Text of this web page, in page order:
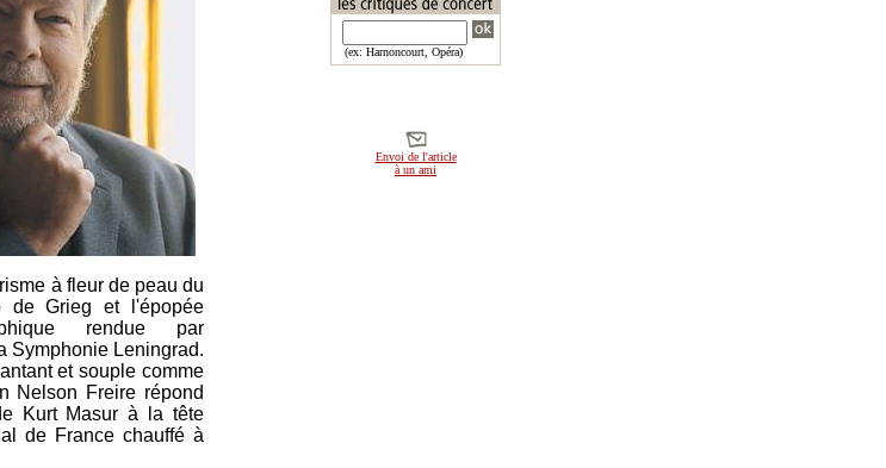
à fleur de peau du
de Grieg et l'épopée
rendue par
Symphonie Leningrad.
et souple comme
Nelson Freire répond
Kurt Masur à la tête
de France chauffé à
(ex: Harnoncourt, Opéra)
Envoi de l'article
à un ami